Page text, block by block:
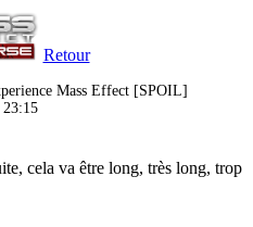
Retour
Mass Effect [SPOIL]
cela va être long, très long, trop